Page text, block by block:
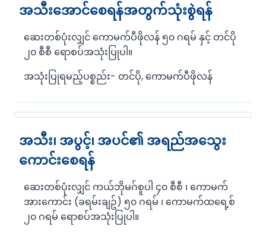
အသီးအောင်စေရန်အတွက်သုံးစွဲရန်
ဆေးတစ်ပုံးလျှင် ကောမက်ပီဖိုလန် ၅၀ ဂရမ် နှင့် တင်ပို
၂၀ စီစီ ရောစပ်အသုံးပြုပါ။
အသုံးပြုရမည့်ပစ္စည်း- တင်ပို, ကောမက်ပီဖိုလန်
အသီး၊ အပွင့်၊ အပင်၏ အရည်အသွေး
ကောင်းစေရန်
ဆေးတစ်ပုံးလျှင် ကယ်ဘိုမဂ်စူပါ ၄၀ စီစီ ၊ ကောမက်
အားကောင်း (ခရမ်းချဥ်) ၅၀ ဂရမ် ၊ ကောမက်ထရေ့စ်
၂၀ ဂရမ် ရောစပ်အသုံးပြုပါ။